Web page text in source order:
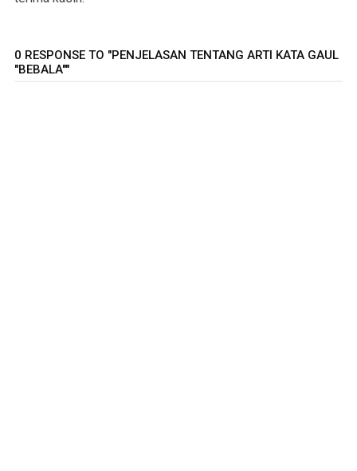
0 RESPONSE TO "PENJELASAN TENTANG ARTI KATA GAUL
"BEBALA""